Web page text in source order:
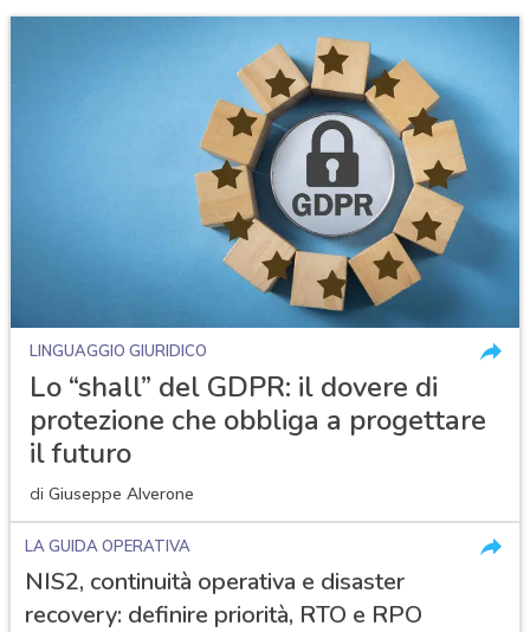
LINGUAGGIO GIURIDICO
Lo “shall” del GDPR: il dovere di
protezione che obbliga a progettare
il futuro
di Giuseppe Alverone
LA GUIDA OPERATIVA
NIS2, continuità operativa e disaster
recovery: definire priorità, RTO e RPO